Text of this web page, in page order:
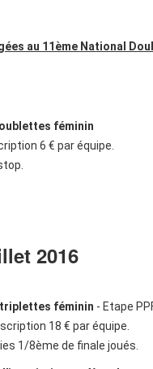
au 11ème National
féminin
6 € par équipe.
2016
féminin - Etape
18 € par équipe.
1/8ème de finale joués.